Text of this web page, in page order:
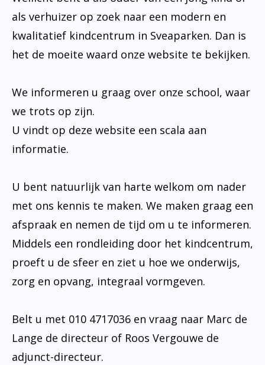
als verhuizer op zoek naar een modern en
kwalitatief kindcentrum in Sveaparken. Dan is
het de moeite waard onze website te bekijken.
We informeren u graag over onze school, waar
we trots op zijn.
U vindt op deze website een scala aan
informatie.
U bent natuurlijk van harte welkom om nader
met ons kennis te maken. We maken graag een
afspraak en nemen de tijd om u te informeren.
Middels een rondleiding door het kindcentrum,
proeft u de sfeer en ziet u hoe we onderwijs,
zorg en opvang, integraal vormgeven.
Belt u met 010 4717036 en vraag naar Marc de
Lange de directeur of Roos Vergouwe de
adjunct-directeur.